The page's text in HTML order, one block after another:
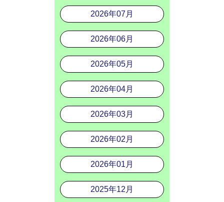
2026年07月
2026年06月
2026年05月
2026年04月
2026年03月
2026年02月
2026年01月
2025年12月